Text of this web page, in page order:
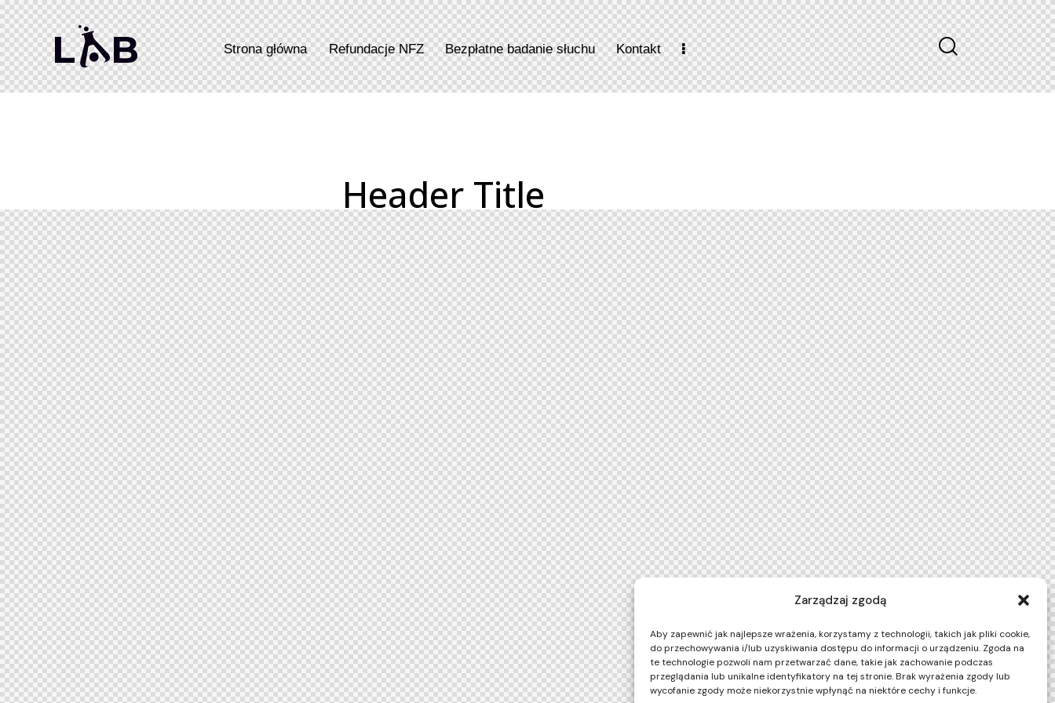
Zarządzaj zgodą
Aby zapewnić jak najlepsze wrażenia, korzystamy z technologii, takich jak pliki cookie,
do przechowywania i/lub uzyskiwania dostępu do informacji o urządzeniu. Zgoda na
te technologie pozwoli nam przetwarzać dane, takie jak zachowanie podczas
przeglądania lub unikalne identyfikatory na tej stronie. Brak wyrażenia zgody lub
wycofanie zgody może niekorzystnie wpłynąć na niektóre cechy i funkcje.
Strona główna Refundacje NFZ Bezpłatne badanie słuchu Kontakt
Header Title